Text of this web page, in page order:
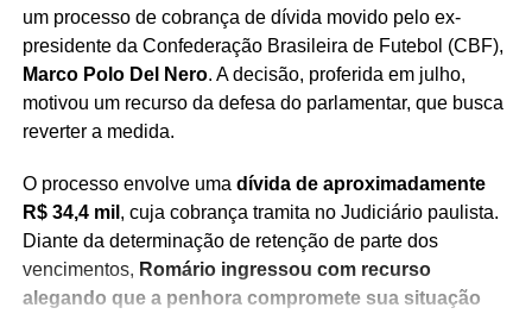
um processo de cobrança de dívida movido pelo ex-
presidente da Confederação Brasileira de Futebol (CBF),
Marco Polo Del Nero. A decisão, proferida em julho,
motivou um recurso da defesa do parlamentar, que busca
reverter a medida.
O processo envolve uma dívida de aproximadamente
R$ 34,4 mil , cuja cobrança tramita no Judiciário paulista.
Diante da determinação de retenção de parte dos
vencimentos, Romário ingressou com recurso
alegando que a penhora compromete sua situação